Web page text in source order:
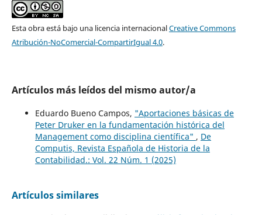
Esta obra está bajo una licencia internacionalCreative Commons
Atribución-NoComercial-CompartirIgual 4.0.
Artículos más leídos del mismo autor/a
Eduardo Bueno Campos, "Aportaciones básicas de
Peter Druker en la fundamentación histórica del
Management como disciplina científica" , De
Computis, Revista Española de Historia de la
Contabilidad.: Vol. 22 Núm. 1 (2025)
Artículos similares